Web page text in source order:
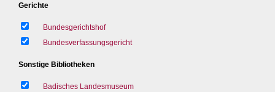
Gerichte
Bundesgerichtshof
Bundesverfassungsgericht
Sonstige Bibliotheken
Badisches Landesmuseum